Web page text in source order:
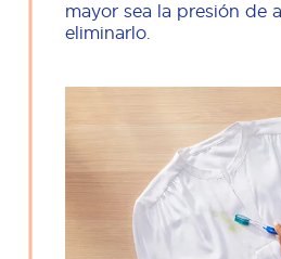
mayor sea la presión de
eliminarlo.